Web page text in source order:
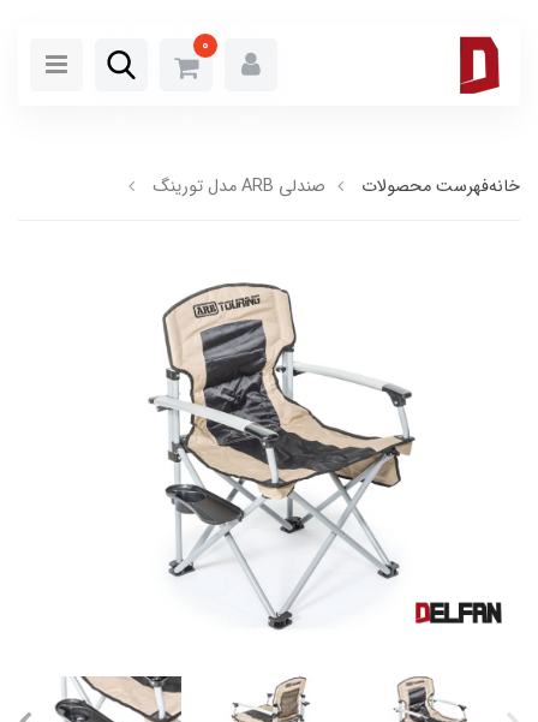
0
خانهفهرست محصولات صندلی ARB مدل تورینگ